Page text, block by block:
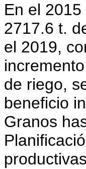
En el
2717.6 t.
el 2019,
de riego,
beneficio
Granos